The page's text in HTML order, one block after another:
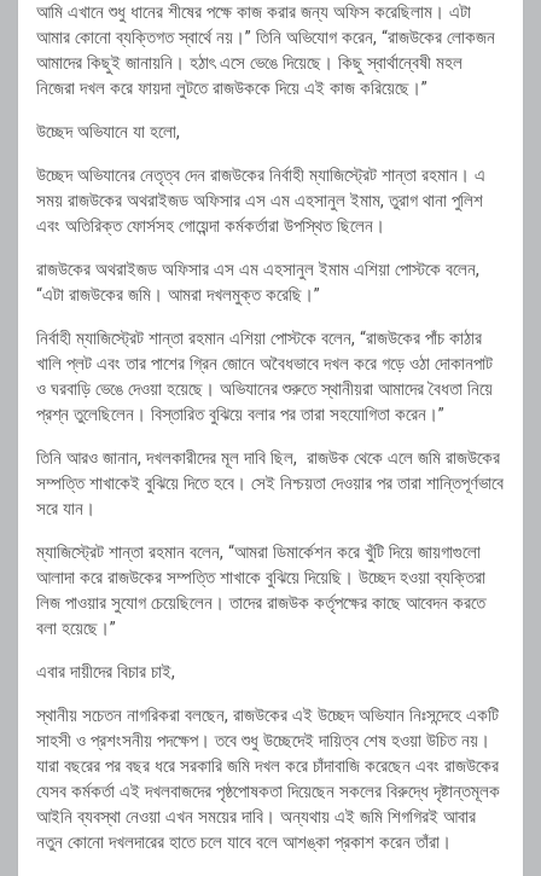
আমি এখানে শুধু ধানের শীষের পক্ষে কাজ করার জন্য অফিস করেছিলাম। এটা
আমার কোনো ব্যক্তিগত স্বার্থে নয়।” তিনি অভিযোগ করেন, “রাজউকের লোকজন
আমাদের কিছুই জানায়নি। হঠাৎ এসে ভেঙে দিয়েছে। কিছু স্বার্থান্বেষী মহল
নিজেরা দখল করে ফায়দা লুটতে রাজউককে দিয়ে এই কাজ করিয়েছে।”
উচ্ছেদ অভিযানে যা হলো,
উচ্ছেদ অভিযানের নেতৃত্ব দেন রাজউকের নির্বাহী ম্যাজিস্ট্রেট শান্তা রহমান। এ
সময় রাজউকের অথরাইজড অফিসার এস এম এহসানুল ইমাম, তুরাগ থানা পুলিশ
এবং অতিরিক্ত ফোর্সসহ গোয়েন্দা কর্মকর্তারা উপস্থিত ছিলেন।
রাজউকের অথরাইজড অফিসার এস এম এহসানুল ইমাম এশিয়া পোস্টকে বলেন,
“এটা রাজউকের জমি। আমরা দখলমুক্ত করেছি।”
নির্বাহী ম্যাজিস্ট্রেট শান্তা রহমান এশিয়া পোস্টকে বলেন, “রাজউকের পাঁচ কাঠার
খালি প্লট এবং তার পাশের গ্রিন জোনে অবৈধভাবে দখল করে গড়ে ওঠা দোকানপাট
ও ঘরবাড়ি ভেঙে দেওয়া হয়েছে। অভিযানের শুরুতে স্থানীয়রা আমাদের বৈধতা নিয়ে
প্রশ্ন তুলেছিলেন। বিস্তারিত বুঝিয়ে বলার পর তারা সহযোগিতা করেন।”
তিনি আরও জানান, দখলকারীদের মূল দাবি ছিল, রাজউক থেকে এলে জমি রাজউকের
সম্পত্তি শাখাকেই বুঝিয়ে দিতে হবে। সেই নিশ্চয়তা দেওয়ার পর তারা শান্তিপূর্ণভাবে
সরে যান।
ম্যাজিস্ট্রেট শান্তা রহমান বলেন, “আমরা ডিমার্কেশন করে খুঁটি দিয়ে জায়গাগুলো
আলাদা করে রাজউকের সম্পত্তি শাখাকে বুঝিয়ে দিয়েছি। উচ্ছেদ হওয়া ব্যক্তিরা
লিজ পাওয়ার সুযোগ চেয়েছিলেন। তাদের রাজউক কর্তৃপক্ষের কাছে আবেদন করতে
বলা হয়েছে।”
এবার দায়ীদের বিচার চাই,
স্থানীয় সচেতন নাগরিকরা বলছেন, রাজউকের এই উচ্ছেদ অভিযান নিঃসন্দেহে একটি
সাহসী ও প্রশংসনীয় পদক্ষেপ। তবে শুধু উচ্ছেদেই দায়িত্ব শেষ হওয়া উচিত নয়।
যারা বছরের পর বছর ধরে সরকারি জমি দখল করে চাঁদাবাজি করেছেন এবং রাজউকের
যেসব কর্মকর্তা এই দখলবাজদের পৃষ্ঠপোষকতা দিয়েছেন সকলের বিরুদ্ধে দৃষ্টান্তমূলক
আইনি ব্যবস্থা নেওয়া এখন সময়ের দাবি। অন্যথায় এই জমি শিগগিরই আবার
নতুন কোনো দখলদারের হাতে চলে যাবে বলে আশঙ্কা প্রকাশ করেন তাঁরা।